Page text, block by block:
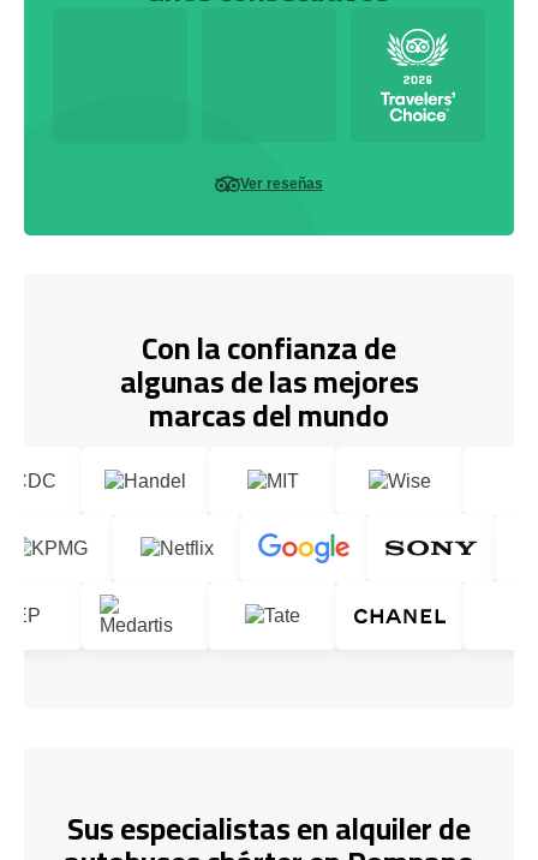
Ver reseñas
Con la confianza de
algunas de las mejores
marcas del mundo
Sus especialistas en alquiler de